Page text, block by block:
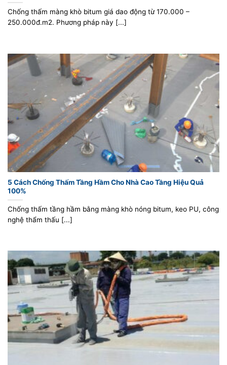
Chống thấm màng khò bitum giá dao động từ 170.000 –
250.000đ.m2. Phương pháp này [...]
5 Cách Chống Thấm Tầng Hầm Cho Nhà Cao Tầng Hiệu Quả
100%
Chống thấm tầng hầm bằng màng khò nóng bitum, keo PU, công
nghệ thẩm thấu [...]